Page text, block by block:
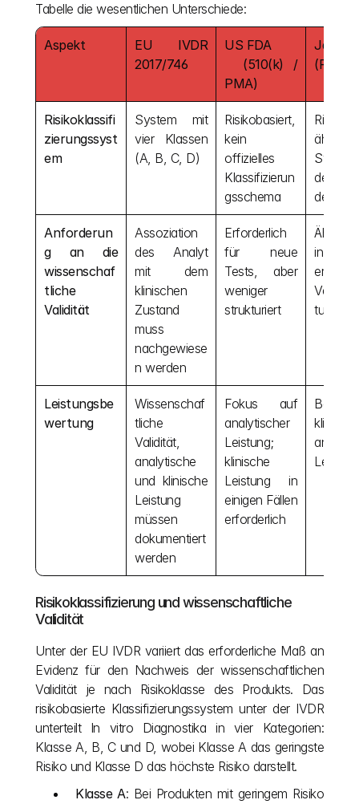
Tabelle die wesentlichen Unterschiede:
Aspekt
EU IVDR
2017/746
US FDA
(510(k) /
PMA)
(PMDA)
Risikoklassifi
zierungssyst
em
System mit
vier Klassen
(A, B, C, D)
Risikobasiert,
kein
offizielles
Klassifizierun
gsschema
der
der EU
Anforderun
g an die
wissenschaf
tliche
Validität
Assoziation
des Analyt
mit dem
klinischen
Zustand
muss
nachgewiese
n werden
Erforderlich
für neue
Tests, aber
weniger
strukturiert
in der
tudien
Leistungsbe
wertung
Wissenschaf
tliche
Validität,
analytische
und klinische
Leistung
müssen
dokumentiert
werden
Fokus auf
analytischer
Leistung;
klinische
Leistung in
einigen Fällen
erforderlich
Betont
Leistung
Risikoklassifizierung und wissenschaftliche
Validität
Unter der EU IVDR variiert das erforderliche Maß an
Evidenz für den Nachweis der wissenschaftlichen
Validität je nach Risikoklasse des Produkts. Das
risikobasierte Klassifizierungssystem unter der IVDR
unterteilt In vitro Diagnostika in vier Kategorien:
Klasse A, B, C und D, wobei Klasse A das geringste
Risiko und Klasse D das höchste Risiko darstellt.
Klasse A: Bei Produkten mit geringem Risiko